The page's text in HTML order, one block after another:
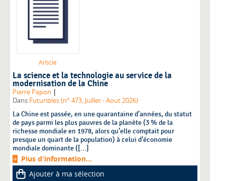
Article
La science et la technologie au service de la
modernisation de la Chine
Pierre Papon |
Dans Futuribles (n° 473, Juillet - Aout 2026)
La Chine est passée, en une quarantaine d’années, du statut
de pays parmi les plus pauvres de la planète (3 % de la
richesse mondiale en 1978, alors qu’elle comptait pour
presque un quart de la population) à celui d’économie
mondiale dominante ([...]
Plus d'information...
Ajouter à ma sélection